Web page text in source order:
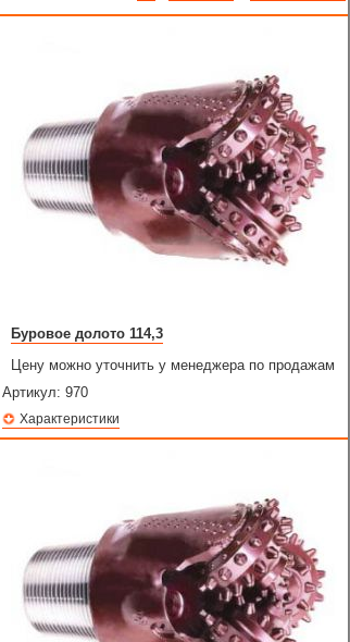
Буровое долото 114,3
Цену можно уточнить у менеджера по продажам
Артикул: 970
Характеристики